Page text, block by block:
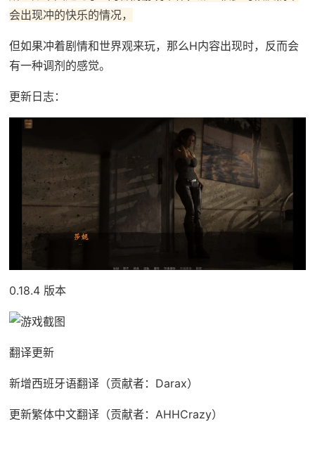
会出现冲的快乐的情况，
但如果冲着剧情和世界观来玩，那么H内容出现时，反而会
有一种调剂的感觉。
更新日志：
0.18.4 版本
翻译更新
新增西班牙语翻译（贡献者：Darax）
更新繁体中文翻译（贡献者：AHHCrazy）